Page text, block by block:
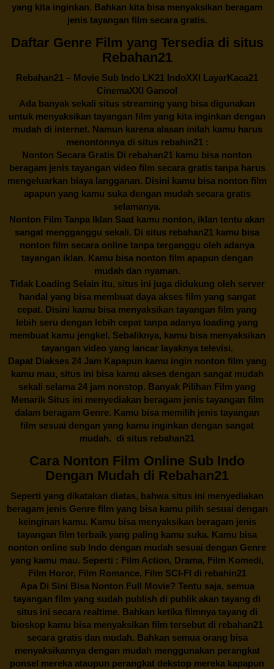
yang kita inginkan. Bahkan kita bisa menyaksikan beragam
jenis tayangan film secara gratis.
Daftar Genre Film yang Tersedia di situs
Rebahan21
Rebahan21 – Movie Sub Indo LK21 IndoXXI LayarKaca21
CinemaXXI Ganool
Ada banyak sekali situs streaming yang bisa digunakan
untuk menyaksikan tayangan film yang kita inginkan dengan
mudah di internet. Namun karena alasan inilah kamu harus
menontonnya di situs rebahin21 :
Nonton Secara Gratis Di rebahan21 kamu bisa nonton
beragam jenis tayangan video film secara gratis tanpa harus
mengeluarkan biaya langganan. Disini kamu bisa nonton film
apapun yang kamu suka dengan mudah secara gratis
selamanya.
Nonton Film Tanpa Iklan Saat kamu nonton, iklan tentu akan
sangat mengganggu sekali. Di situs rebahan21 kamu bisa
nonton film secara online tanpa terganggu oleh adanya
tayangan iklan. Kamu bisa nonton film apapun dengan
mudah dan nyaman.
Tidak Loading Selain itu, situs ini juga didukung oleh server
handal yang bisa membuat daya akses film yang sangat
cepat. Disini kamu bisa menyaksikan tayangan film yang
lebih seru dengan lebih cepat tanpa adanya loading yang
membuat kamu jengkel. Sebaliknya, kamu bisa menyaksikan
tayangan video yang lancar layaknya televisi.
Dapat Diakses 24 Jam Kapapun kamu ingin nonton film yang
kamu mau, situs ini bisa kamu akses dengan sangat mudah
sekali selama 24 jam nonstop. Banyak Pilihan Film yang
Menarik Situs ini menyediakan beragam jenis tayangan film
dalam beragam Genre. Kamu bisa memilih jenis tayangan
film sesuai dengan yang kamu inginkan dengan sangat
mudah. di situs rebahan21
Cara Nonton Film Online Sub Indo
Dengan Mudah di Rebahan21
Seperti yang dikatakan diatas, bahwa situs ini menyediakan
beragam jenis Genre film yang bisa kamu pilih sesuai dengan
keinginan kamu. Kamu bisa menyaksikan beragam jenis
tayangan film terbaik yang paling kamu suka. Kamu bisa
nonton online sub Indo dengan mudah sesuai dengan Genre
yang kamu mau. Seperti : Film Action, Drama, Film Komedi,
Film Horor, Film Romance, Film SCI-FI di rebahin21
Apa Di Sini Bisa Nonton Full Movie? Tentu saja, semua
tayangan film yang sudah publish di publik akan tayang di
situs ini secara realtime. Bahkan ketika filmnya tayang di
bioskop kamu bisa menyaksikan film tersebut di rebahan21
secara gratis dan mudah. Bahkan semua orang bisa
menyaksikannya dengan mudah menggunakan perangkat
ponsel mereka ataupun perangkat dekstop mereka kapapun